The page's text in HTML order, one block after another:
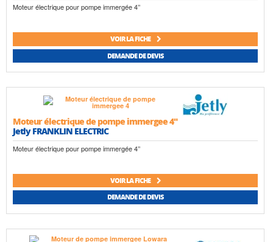
Moteur électrique pour pompe immergée 4’’
VOIR LA FICHE
DEMANDE DE DEVIS
Moteur électrique de pompe immergee 4"
Jetly FRANKLIN ELECTRIC
Moteur électrique pour pompe immergée 4’’
VOIR LA FICHE
DEMANDE DE DEVIS